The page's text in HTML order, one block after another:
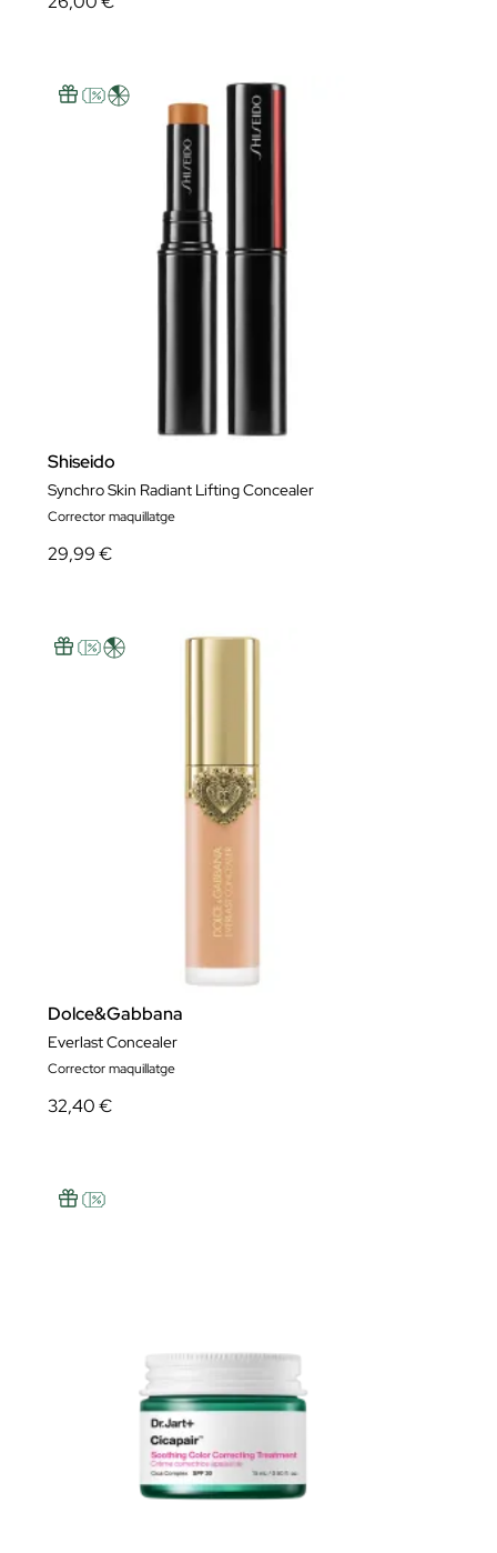
Shiseido
Synchro Skin Radiant Lifting Concealer
Corrector maquillatge
29,99 €
Dolce&Gabbana
Everlast Concealer
Corrector maquillatge
32,40 €